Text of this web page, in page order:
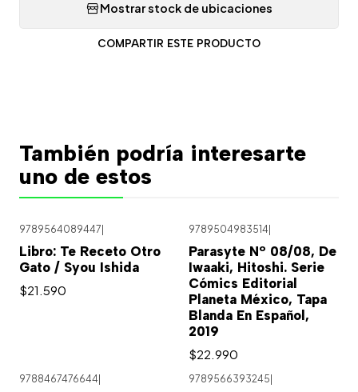
Mostrar stock de ubicaciones
COMPARTIR ESTE PRODUCTO
También podría interesarte
uno de estos
9789564089447
Libro: Te Receto Otro
Gato / Syou Ishida
$21.590
9789504983514
Parasyte Nº 08/08, De
Iwaaki, Hitoshi. Serie
Cómics Editorial
Planeta México, Tapa
Blanda En Español,
2019
$22.990
9788467476644 9789566393245